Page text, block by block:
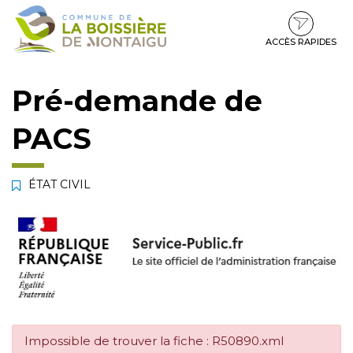
Gestion des traceurs
Aller
Aller
contenu
Aller
pied
ACCÈS RAPIDES
Pré-demande de
PACS
ÉTAT CIVIL
Impossible de trouver la fiche : R50890.xml